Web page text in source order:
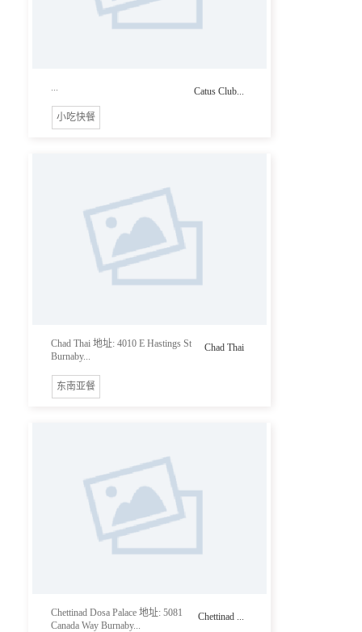
Catus Club...
小吃快餐
Chad Thai
Chad Thai 地址: 4010 E Hastings St
Burnaby...
东南亚餐
Chettinad ...
Chettinad Dosa Palace 地址: 5081
Canada Way Burnaby...